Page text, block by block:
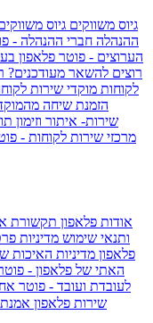
גיוס משווקים גיוס
ההנהלה חברי ההנהלה -
הערוצים - פוטר פלאפון
רוצים להשאר מעודכנים?
לקוחות מוקדי שירות
הזמנת שיחה
שירות- איתור וזימון
מרכזי שירות לקוחות -
אודות פלאפון תקשורת
ותנאי שימוש מדיניות
פלאפון מדיניות האיכות
האתי של פלאפון -
לעובדת ועובד - פוטר
שירות פלאפון